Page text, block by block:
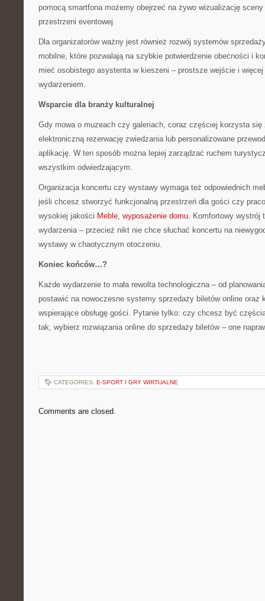
pomocą smartfona możemy obejrzeć na żywo wizualizację
przestrzeni eventowej.
Dla organizatorów ważny jest również rozwój systemów
mobilne, które pozwalają na szybkie potwierdzenie obecności i
mieć osobistego asystenta w kieszeni – prostsze wejście i
wydarzeniem.
Wsparcie dla branży kulturalnej
Gdy mowa o muzeach czy galeriach, coraz częściej korzysta
elektroniczną rezerwację zwiedzania lub personalizowane
aplikację. W ten sposób można lepiej zarządzać ruchem
wszystkim odwiedzającym.
Organizacja koncertu czy wystawy wymaga też odpowiednich
jeśli chcesz stworzyć funkcjonalną przestrzeń dla gości czy
wysokiej jakości Meble, wyposażenie domu. Komfortowy wystrój
wydarzenia – przecież nikt nie chce słuchać koncertu na
wystawy w chaotycznym otoczeniu.
Koniec końców…?
Każde wydarzenie to mała rewolta technologiczna – od
postawić na nowoczesne systemy sprzedaży biletów online oraz
wspierające obsługę gości. Pytanie tylko: czy chcesz być
tak, wybierz rozwiązania online do sprzedaży biletów – one
CATEGORIES: E-SPORT I GRY WIRTUALNE
Comments are closed.